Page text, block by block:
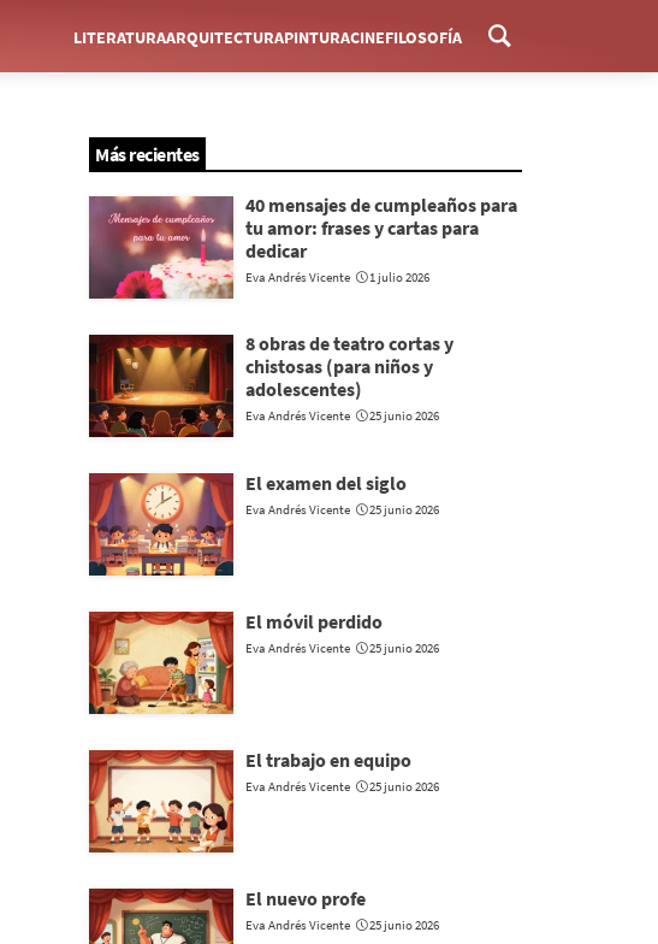
Menú
LITERATURAARQUITECTURAPINTURACINEFILOSOFÍA
Más recientes
40 mensajes de cumpleaños para
tu amor: frases y cartas para
dedicar
Eva Andrés Vicente 1 julio 2026
8 obras de teatro cortas y
chistosas (para niños y
adolescentes)
Eva Andrés Vicente 25 junio 2026
El examen del siglo
Eva Andrés Vicente 25 junio 2026
El móvil perdido
Eva Andrés Vicente 25 junio 2026
El trabajo en equipo
Eva Andrés Vicente 25 junio 2026
El nuevo profe
Eva Andrés Vicente 25 junio 2026